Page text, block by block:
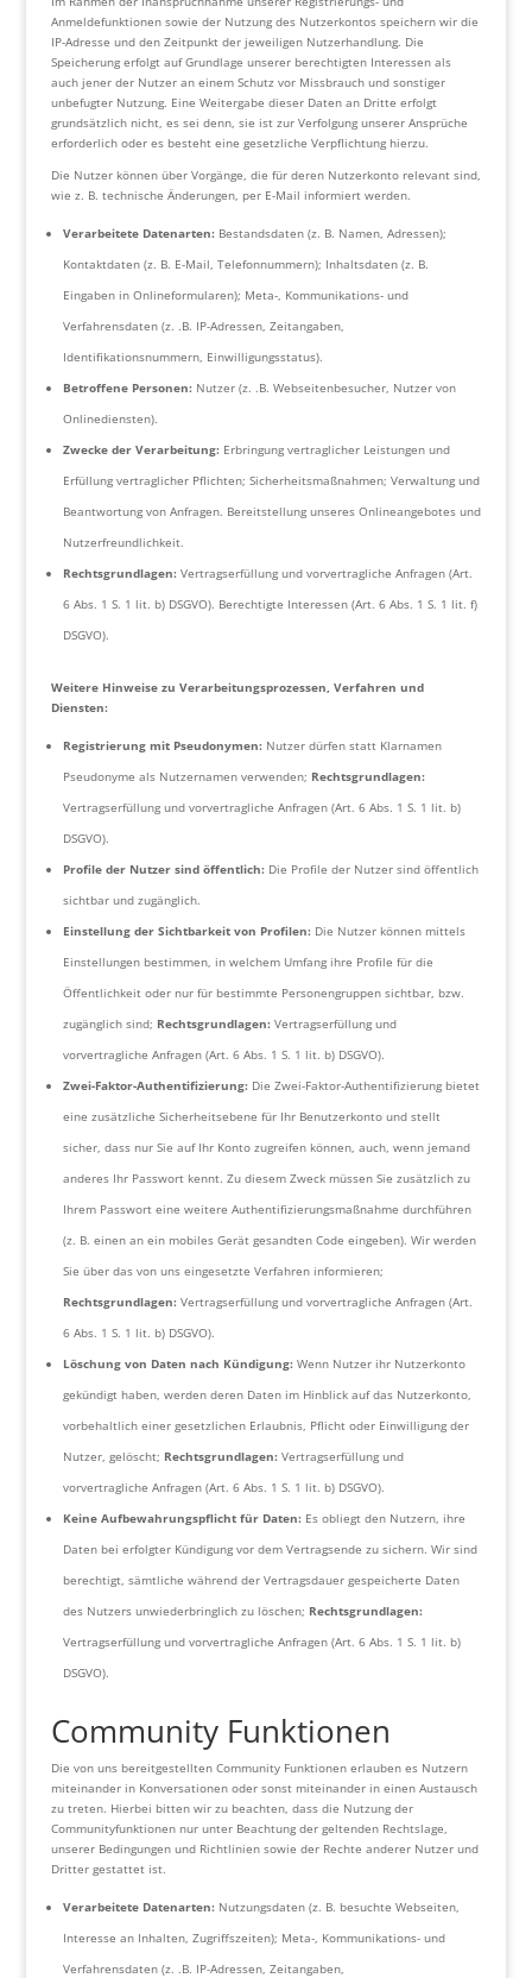
Anmeldefunktionen sowie der Nutzung des Nutzerkontos speichern wir die
IP-Adresse und den Zeitpunkt der jeweiligen Nutzerhandlung. Die
Speicherung erfolgt auf Grundlage unserer berechtigten Interessen als
auch jener der Nutzer an einem Schutz vor Missbrauch und sonstiger
unbefugter Nutzung. Eine Weitergabe dieser Daten an Dritte erfolgt
grundsätzlich nicht, es sei denn, sie ist zur Verfolgung unserer Ansprüche
erforderlich oder es besteht eine gesetzliche Verpflichtung hierzu.
Die Nutzer können über Vorgänge, die für deren Nutzerkonto relevant sind,
wie z. B. technische Änderungen, per E-Mail informiert werden.
Verarbeitete Datenarten:Bestandsdaten (z. B. Namen, Adressen);
Kontaktdaten (z. B. E-Mail, Telefonnummern); Inhaltsdaten (z. B.
Eingaben in Onlineformularen); Meta-, Kommunikations- und
Verfahrensdaten (z. .B. IP-Adressen, Zeitangaben,
Identifikationsnummern, Einwilligungsstatus).
Betroffene Personen:Nutzer (z. .B. Webseitenbesucher, Nutzer von
Onlinediensten).
Zwecke der Verarbeitung:Erbringung vertraglicher Leistungen und
Erfüllung vertraglicher Pflichten; Sicherheitsmaßnahmen; Verwaltung und
Beantwortung von Anfragen. Bereitstellung unseres Onlineangebotes und
Nutzerfreundlichkeit.
Rechtsgrundlagen:Vertragserfüllung und vorvertragliche Anfragen (Art.
6 Abs. 1 S. 1 lit. b) DSGVO). Berechtigte Interessen (Art. 6 Abs. 1 S. 1 lit. f)
DSGVO).
Weitere Hinweise zu Verarbeitungsprozessen, Verfahren und
Diensten:
Registrierung mit Pseudonymen: Nutzer dürfen statt Klarnamen
Pseudonyme als Nutzernamen verwenden; Rechtsgrundlagen:
Vertragserfüllung und vorvertragliche Anfragen (Art. 6 Abs. 1 S. 1 lit. b)
DSGVO).
Profile der Nutzer sind öffentlich: Die Profile der Nutzer sind öffentlich
sichtbar und zugänglich.
Einstellung der Sichtbarkeit von Profilen: Die Nutzer können mittels
Einstellungen bestimmen, in welchem Umfang ihre Profile für die
Öffentlichkeit oder nur für bestimmte Personengruppen sichtbar, bzw.
zugänglich sind; Rechtsgrundlagen:Vertragserfüllung und
vorvertragliche Anfragen (Art. 6 Abs. 1 S. 1 lit. b) DSGVO).
Zwei-Faktor-Authentifizierung: Die Zwei-Faktor-Authentifizierung bietet
eine zusätzliche Sicherheitsebene für Ihr Benutzerkonto und stellt
sicher, dass nur Sie auf Ihr Konto zugreifen können, auch, wenn jemand
anderes Ihr Passwort kennt. Zu diesem Zweck müssen Sie zusätzlich zu
Ihrem Passwort eine weitere Authentifizierungsmaßnahme durchführen
(z. B. einen an ein mobiles Gerät gesandten Code eingeben). Wir werden
Sie über das von uns eingesetzte Verfahren informieren;
Rechtsgrundlagen:Vertragserfüllung und vorvertragliche Anfragen (Art.
6 Abs. 1 S. 1 lit. b) DSGVO).
Löschung von Daten nach Kündigung: Wenn Nutzer ihr Nutzerkonto
gekündigt haben, werden deren Daten im Hinblick auf das Nutzerkonto,
vorbehaltlich einer gesetzlichen Erlaubnis, Pflicht oder Einwilligung der
Nutzer, gelöscht; Rechtsgrundlagen:Vertragserfüllung und
vorvertragliche Anfragen (Art. 6 Abs. 1 S. 1 lit. b) DSGVO).
Keine Aufbewahrungspflicht für Daten: Es obliegt den Nutzern, ihre
Daten bei erfolgter Kündigung vor dem Vertragsende zu sichern. Wir sind
berechtigt, sämtliche während der Vertragsdauer gespeicherte Daten
des Nutzers unwiederbringlich zu löschen; Rechtsgrundlagen:
Vertragserfüllung und vorvertragliche Anfragen (Art. 6 Abs. 1 S. 1 lit. b)
DSGVO).
Community Funktionen
Die von uns bereitgestellten Community Funktionen erlauben es Nutzern
miteinander in Konversationen oder sonst miteinander in einen Austausch
zu treten. Hierbei bitten wir zu beachten, dass die Nutzung der
Communityfunktionen nur unter Beachtung der geltenden Rechtslage,
unserer Bedingungen und Richtlinien sowie der Rechte anderer Nutzer und
Dritter gestattet ist.
Verarbeitete Datenarten:Nutzungsdaten (z. B. besuchte Webseiten,
Interesse an Inhalten, Zugriffszeiten); Meta-, Kommunikations- und
Verfahrensdaten (z. .B. IP-Adressen, Zeitangaben,